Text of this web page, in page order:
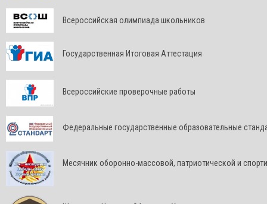
Всероссийская олимпиада школьников
Государственная Итоговая Аттестация
Всероссийские проверочные работы
Федеральные государственные образовательные
Месячник оборонно-массовой, патриотической и